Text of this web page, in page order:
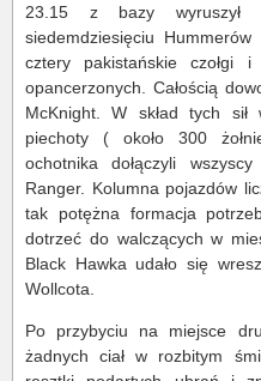
23.15 z bazy wyruszył
siedemdziesięciu
cztery pakistańskie czołgi
opancerzonych. Całością
McKnight. W skład tych sił
piechoty ( około 300
ochotnika dołączyli
Ranger. Kolumna pojazdów
tak potężna formacja
dotrzeć do walczących w
Black Hawka udało się
Wollcota.
Po przybyciu na miejsce
żadnych ciał w rozbitym